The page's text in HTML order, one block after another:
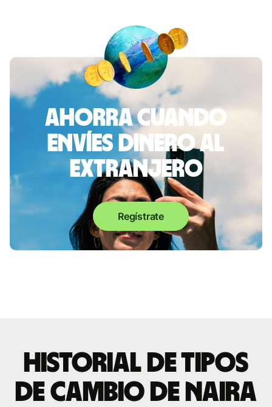
Ahorra cuando
envíes dinero al
extranjero
Regístrate
Historial de tipos
de cambio de naira